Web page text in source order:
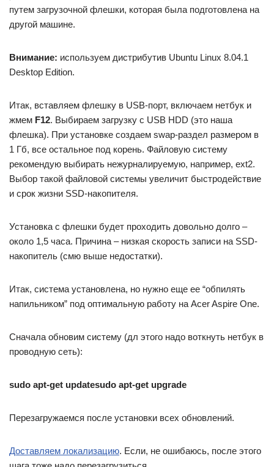
путем загрузочной флешки, которая была подготовлена на
другой машине.
Внимание: используем дистрибутив Ubuntu Linux 8.04.1
Desktop Edition.
Итак, вставляем флешку в USB-порт, включаем нетбук и
жмем F12. Выбираем загрузку с USB HDD (это наша
флешка). При установке создаем swap-раздел размером в
1 Гб, все остальное под корень. Файловую систему
рекомендую выбирать нежурналируемую, например, ext2.
Выбор такой файловой системы увеличит быстродействие
и срок жизни SSD-накопителя.
Установка с флешки будет проходить довольно долго –
около 1,5 часа. Причина – низкая скорость записи на SSD-
накопитель (смю выше недостатки).
Итак, система установлена, но нужно еще ее “обпилять
напильником” под оптимальную работу на Acer Aspire One.
Сначала обновим систему (дл этого надо воткнуть нетбук в
проводную сеть):
sudo apt-get updatesudo apt-get upgrade
Перезагружаемся после установки всех обновлений.
Доставляем локализацию. Если, не ошибаюсь, после этого